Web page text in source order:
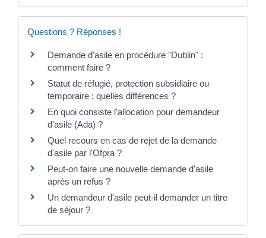
Questions ? Réponses !
Demande d'asile en procédure "Dublin" :
comment faire ?
Statut de réfugié, protection subsidiaire ou
temporaire : quelles différences ?
En quoi consiste l'allocation pour demandeur
d'asile (Ada) ?
Quel recours en cas de rejet de la demande
d'asile par l'Ofpra ?
Peut-on faire une nouvelle demande d'asile
après un refus ?
Un demandeur d'asile peut-il demander un titre
de séjour ?